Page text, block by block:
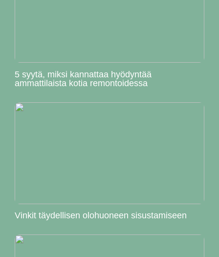
5 syytä, miksi kannattaa hyödyntää
ammattilaista kotia remontoidessa
Vinkit täydellisen olohuoneen sisustamiseen